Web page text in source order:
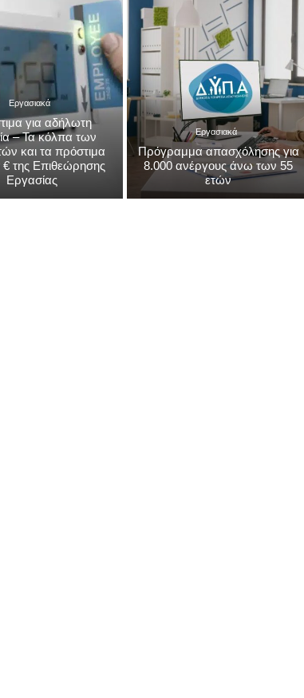
και τα πρόστιμα
€ της Επιθεώρησης
Πρόγραμμα απασχόλησης για
8.000 ανέργους άνω των 55
ετών